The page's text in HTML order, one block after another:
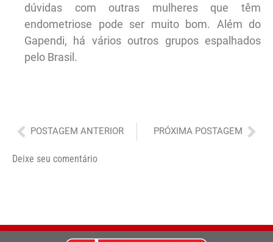
dúvidas com outras mulheres que têm
endometriose pode ser muito bom. Além do
Gapendi, há vários outros grupos espalhados
pelo Brasil.
Anterior
POSTAGEM ANTERIOR PRÓXIMA POSTAGEM
Deixe seu comentário